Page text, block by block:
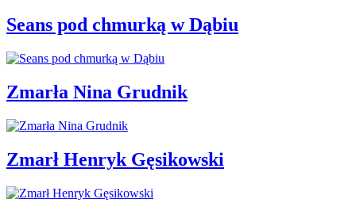
Seans pod chmurką w Dąbiu
Zmarła Nina Grudnik
Zmarł Henryk Gęsikowski